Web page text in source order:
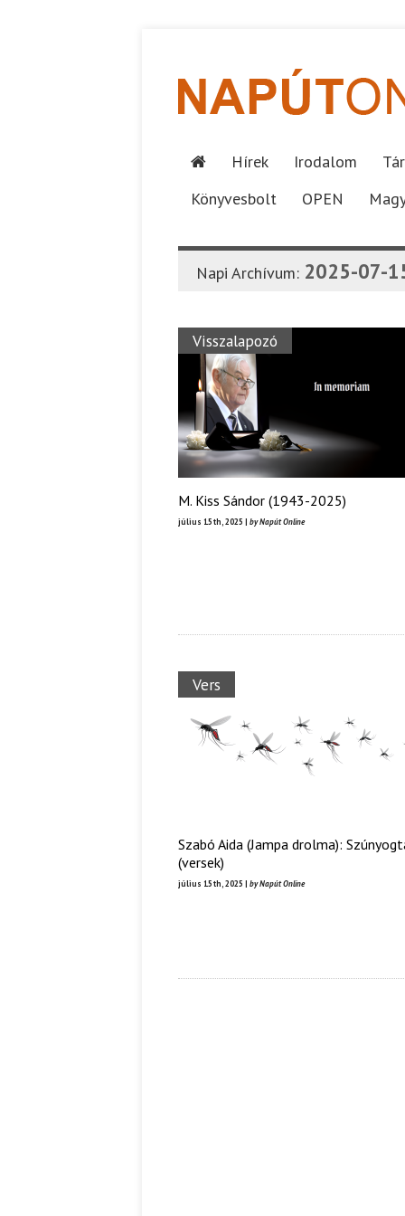
Hírek Irodalom
Könyvesbolt
OPEN
Napi Archívum: 2025-07-
Visszalapozó
M. Kiss Sándor (1943-2025)
július 15th, 2025 | by Napút Online
Vers
Szabó Aida (Jampa drolma):
(versek)
július 15th, 2025 | by Napút Online